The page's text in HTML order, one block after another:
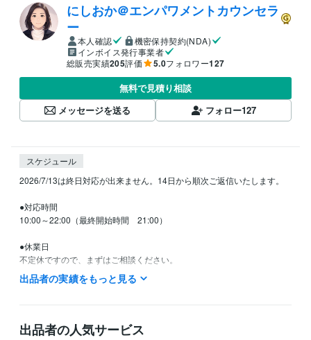
にしおか＠エンパワメントカウンセラ
ー
本人確認
機密保持契約(NDA)
インボイス発行事業者
総販売実績205評価 5.0フォロワー127
無料で見積り相談
メッセージを送る
フォロー127
スケジュール
2026/7/13は終日対応が出来ません。14日から順次ご返信いたします。
●対応時間
10:00～22:00（最終開始時間　21:00）
●休業日
不定休ですので、まずはご相談ください。
精神保健福祉士 取得年 : 2017年
出品者の実績をもっと見る
出品者の人気サービス